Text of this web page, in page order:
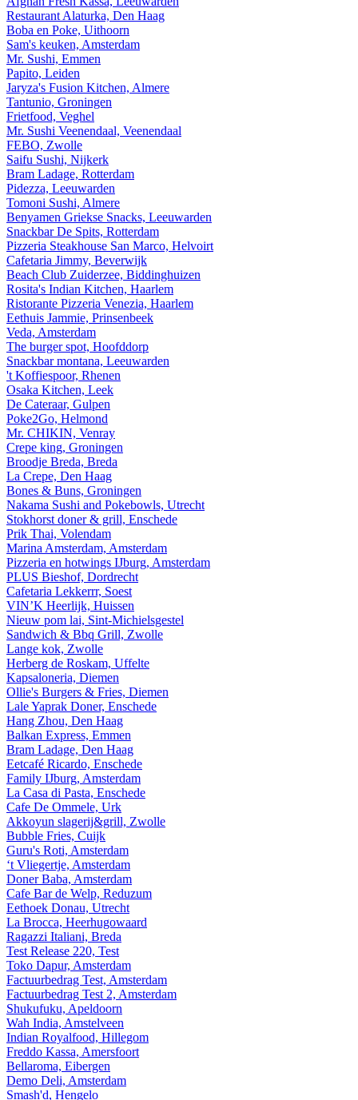
Restaurant Alaturka, Den Haag
Boba en Poke, Uithoorn
Sam's keuken, Amsterdam
Mr. Sushi, Emmen
Papito, Leiden
Jaryza's Fusion Kitchen, Almere
Tantunio, Groningen
Frietfood, Veghel
Mr. Sushi Veenendaal, Veenendaal
FEBO, Zwolle
Saifu Sushi, Nijkerk
Bram Ladage, Rotterdam
Pidezza, Leeuwarden
Tomoni Sushi, Almere
Benyamen Griekse Snacks, Leeuwarden
Snackbar De Spits, Rotterdam
Pizzeria Steakhouse San Marco, Helvoirt
Cafetaria Jimmy, Beverwijk
Beach Club Zuiderzee, Biddinghuizen
Rosita's Indian Kitchen, Haarlem
Ristorante Pizzeria Venezia, Haarlem
Eethuis Jammie, Prinsenbeek
Veda, Amsterdam
The burger spot, Hoofddorp
Snackbar montana, Leeuwarden
't Koffiespoor, Rhenen
Osaka Kitchen, Leek
De Cateraar, Gulpen
Poke2Go, Helmond
Mr. CHIKIN, Venray
Crepe king, Groningen
Broodje Breda, Breda
La Crepe, Den Haag
Bones & Buns, Groningen
Nakama Sushi and Pokebowls, Utrecht
Stokhorst doner & grill, Enschede
Prik Thai, Volendam
Marina Amsterdam, Amsterdam
Pizzeria en hotwings IJburg, Amsterdam
PLUS Bieshof, Dordrecht
Cafetaria Lekkerrr, Soest
VIN’K Heerlijk, Huissen
Nieuw pom lai, Sint-Michielsgestel
Sandwich & Bbq Grill, Zwolle
Lange kok, Zwolle
Herberg de Roskam, Uffelte
Kapsaloneria, Diemen
Ollie's Burgers & Fries, Diemen
Lale Yaprak Doner, Enschede
Hang Zhou, Den Haag
Balkan Express, Emmen
Bram Ladage, Den Haag
Eetcafé Ricardo, Enschede
Family IJburg, Amsterdam
La Casa di Pasta, Enschede
Cafe De Ommele, Urk
Akkoyun slagerij&grill, Zwolle
Bubble Fries, Cuijk
Guru's Roti, Amsterdam
‘t Vliegertje, Amsterdam
Doner Baba, Amsterdam
Cafe Bar de Welp, Reduzum
Eethoek Donau, Utrecht
La Brocca, Heerhugowaard
Ragazzi Italiani, Breda
Test Release 220, Test
Toko Dapur, Amsterdam
Factuurbedrag Test, Amsterdam
Factuurbedrag Test 2, Amsterdam
Shukufuku, Apeldoorn
Wah India, Amstelveen
Indian Royalfood, Hillegom
Freddo Kassa, Amersfoort
Bellaroma, Eibergen
Demo Deli, Amsterdam
Smash'd, Hengelo